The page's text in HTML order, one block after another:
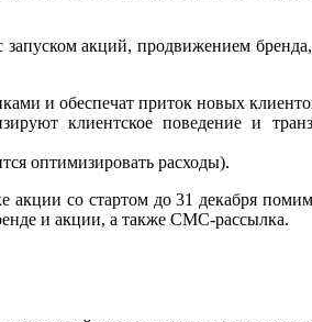
акций, продвижением
и обеспечат приток новых
клиентское поведение и
оптимизировать расходы).
со стартом до 31 декабря
и акции, а также СМС-рассылка.